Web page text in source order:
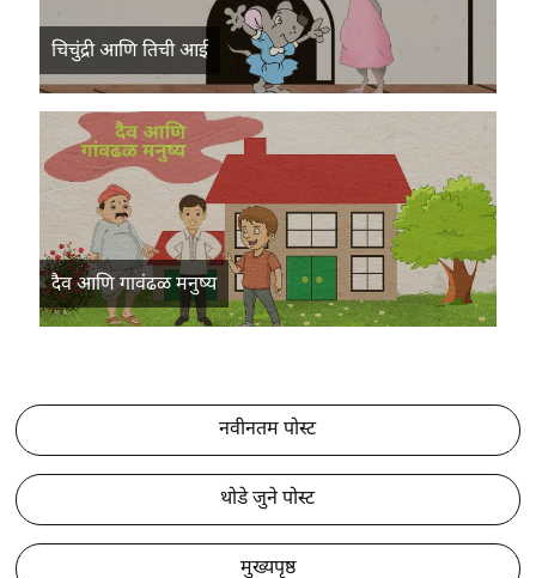
चिचुंद्री आणि तिची आई
दैव आणि गावंढळ मनुष्य
नवीनतम पोस्ट
थोडे जुने पोस्ट
मुख्यपृष्ठ